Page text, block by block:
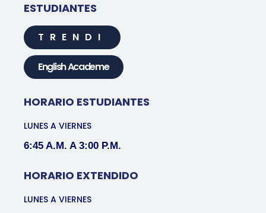
ESTUDIANTES
TRENDI
English Academe
HORARIO ESTUDIANTES
LUNES A VIERNES
6:45 A.M. A 3:00 P.M.
HORARIO EXTENDIDO
LUNES A VIERNES